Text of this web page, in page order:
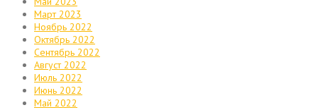
Март 2023
Ноябрь 2022
Октябрь 2022
Сентябрь 2022
Август 2022
Июль 2022
Июнь 2022
Май 2022